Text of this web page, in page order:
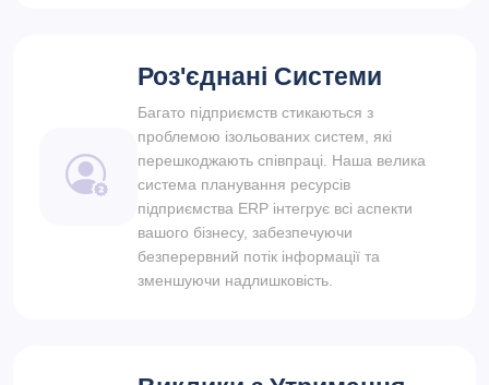
Роз'єднані Системи
Багато підприємств стикаються з
проблемою ізольованих систем, які
перешкоджають співпраці. Наша велика
система планування ресурсів
підприємства ERP інтегрує всі аспекти
вашого бізнесу, забезпечуючи
безперервний потік інформації та
зменшуючи надлишковість.